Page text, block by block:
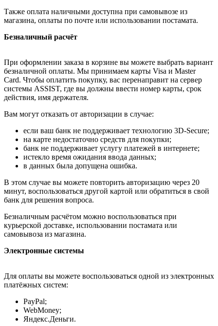
Также оплата наличными доступна при самовывозе из
магазина, оплаты по почте или использовании постамата.
Безналичный расчёт
При оформлении заказа в корзине вы можете выбрать вариант
безналичной оплаты. Мы принимаем карты Visa и Master
Card. Чтобы оплатить покупку, вас перенаправит на сервер
системы ASSIST, где вы должны ввести номер карты, срок
действия, имя держателя.
Вам могут отказать от авторизации в случае:
если ваш банк не поддерживает технологию 3D-Secure;
на карте недостаточно средств для покупки;
банк не поддерживает услугу платежей в интернете;
истекло время ожидания ввода данных;
в данных была допущена ошибка.
В этом случае вы можете повторить авторизацию через 20
минут, воспользоваться другой картой или обратиться в свой
банк для решения вопроса.
Безналичным расчётом можно воспользоваться при
курьерской доставке, использовании постамата или
самовывоза из магазина.
Электронные системы
Для оплаты вы можете воспользоваться одной из электронных
платёжных систем:
PayPal;
WebMoney;
Яндекс.Деньги.